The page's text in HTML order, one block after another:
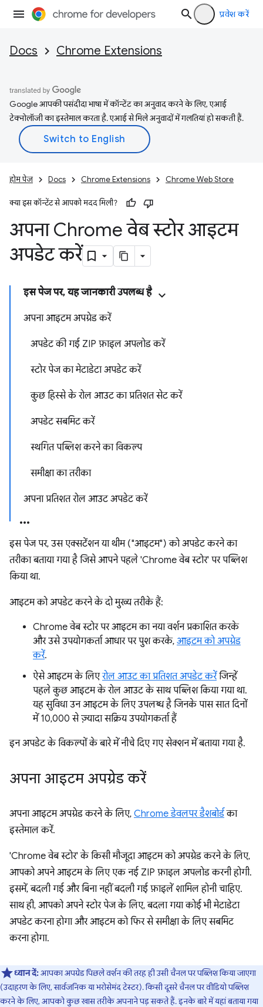
प्रवेश करें
Docs Chrome Extensions
Google आपकी पसंदीदा भाषा में कॉन्टेंट का अनुवाद करने के लिए, एआई
टेक्नोलॉजी का इस्तेमाल करता है. एआई से मिले अनुवादों में गलतियां हो सकती हैं.
होम पेज Docs Chrome Extensions Chrome Web Store
क्या इस कॉन्टेंट से आपको मदद मिली?
अपना Chrome वेब स्टोर आइटम
अपडेट करें
इस पेज पर, यह जानकारी उपलब्ध है
अपना आइटम अपग्रेड करें
अपडेट की गई ZIP फ़ाइल अपलोड करें
स्टोर पेज का मेटाडेटा अपडेट करें
कुछ हिस्से के रोल आउट का प्रतिशत सेट करें
अपडेट सबमिट करें
स्थगित पब्लिश करने का विकल्प
समीक्षा का तरीका
अपना प्रतिशत रोल आउट अपडेट करें
इस पेज पर, उस एक्सटेंशन या थीम ("आइटम") को अपडेट करने का
तरीका बताया गया है जिसे आपने पहले 'Chrome वेब स्टोर' पर पब्लिश
किया था.
आइटम को अपडेट करने के दो मुख्य तरीके हैं:
Chrome वेब स्टोर पर आइटम का नया वर्शन प्रकाशित करके
और उसे उपयोगकर्ता आधार पर पुश करके, आइटम को अपग्रेड
करें.
ऐसे आइटम के लिएरोल आउट का प्रतिशत अपडेट करेंजिन्हें
पहले कुछ आइटम के रोल आउट के साथ पब्लिश किया गया था.
यह सुविधा उन आइटम के लिए उपलब्ध है जिनके पास सात दिनों
में 10,000 से ज़्यादा सक्रिय उपयोगकर्ता हैं
इन अपडेट के विकल्पों के बारे में नीचे दिए गए सेक्शन में बताया गया है.
अपना आइटम अपग्रेड करें
अपना आइटम अपग्रेड करने के लिए, Chrome डेवलपर डैशबोर्डका
इस्तेमाल करें.
'Chrome वेब स्टोर' के किसी मौजूदा आइटम को अपग्रेड करने के लिए,
आपको अपने आइटम के लिए एक नई ZIP फ़ाइल अपलोड करनी होगी.
इसमें, बदली गई और बिना नहीं बदली गई फ़ाइलें शामिल होनी चाहिए.
साथ ही, आपको अपने स्टोर पेज के लिए, बदला गया कोई भी मेटाडेटा
अपडेट करना होगा और आइटम को फिर से समीक्षा के लिए सबमिट
करना होगा.
ध्यान दें:आपका अपग्रेड पिछले वर्शन की तरह ही उसी चैनल पर पब्लिश किया जाएगा
(उदाहरण के लिए, सार्वजनिक या भरोसेमंद टेस्टर). किसी दूसरे चैनल पर वीडियो पब्लिश
करने के लिए, आपको कुछ खास तरीके अपनाने पड़ सकते हैं. इनके बारे में यहां बताया गया